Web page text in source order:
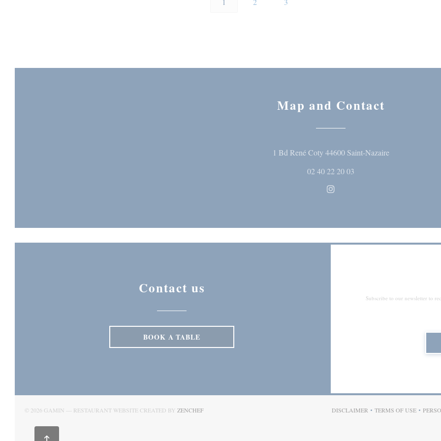
Map and Contact
1 Bd René Coty 44600 Saint-Nazaire((opens in a new
02 40 22 20 03
Instagram ((opens in a new
Contact us
BOOK A TABLE
Subscribe to our newsletter to
© 2026 GAMIN — RESTAURANT WEBSITE CREATED BY ZENCHEF((OPENS IN A NEW WINDOW)) DISCLAIMER
((OPENS IN A NEW WINDOW))
TERMS OF USE
((OPENS IN A